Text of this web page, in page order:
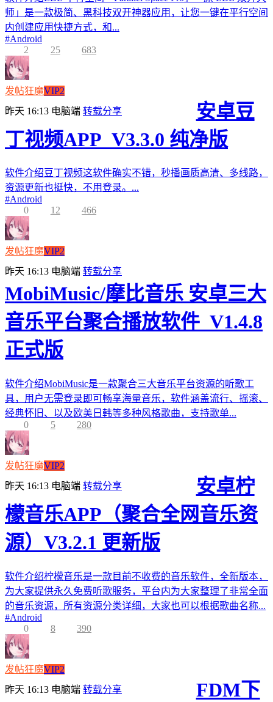
师」是一款极简、黑科技双开神器应用，让您一键在平行空间
内创建应用快捷方式，和...
#Android
2
25 683
发帖狂魔VIP2
昨天 16:13 电脑端 转载分享
安卓豆
丁视频APP_V3.3.0 纯净版
软件介绍豆丁视频这软件确实不错，秒播画质高清、多线路，
资源更新也挺快，不用登录。...
#Android
0
12 466
发帖狂魔VIP2
昨天 16:13 电脑端 转载分享
MobiMusic/摩比音乐 安卓三大
音乐平台聚合播放软件_V1.4.8
正式版
软件介绍MobiMusic是一款聚合三大音乐平台资源的听歌工
具，用户无需登录即可畅享海量音乐，软件涵盖流行、摇滚、
经典怀旧、以及欧美日韩等多种风格歌曲，支持歌单...
0
5 280
发帖狂魔VIP2
昨天 16:13 电脑端 转载分享
安卓柠
檬音乐APP（聚合全网音乐资
源）V3.2.1 更新版
软件介绍柠檬音乐是一款目前不收费的音乐软件，全新版本，
为大家提供永久免费听歌服务，平台内为大家整理了非常全面
的音乐资源，所有资源分类详细，大家也可以根据歌曲名称...
#Android
0
8 390
发帖狂魔VIP2
昨天 16:13 电脑端 转载分享
FDM下